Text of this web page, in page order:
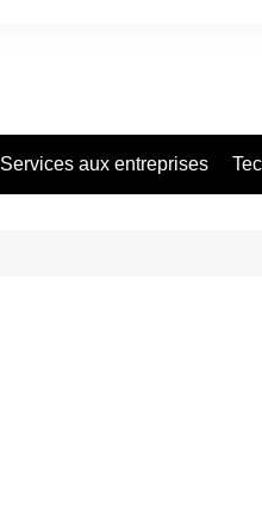
Services aux entreprises